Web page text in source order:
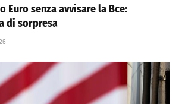
Euro senza avvisare la Bce:
di sorpresa